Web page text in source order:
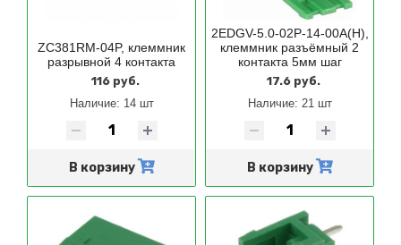
ZC381RM-04P, клеммник
разрывной 4 контакта
116 руб.
Наличие: 14 шт
В корзину
2EDGV-5.0-02P-14-00A(H),
клеммник разъёмный 2
контакта 5мм шаг
17.6 руб.
Наличие: 21 шт
В корзину